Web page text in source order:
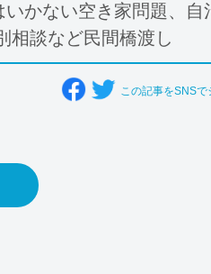
いかない空き家問題、自
相談など民間橋渡し
この記事をSNSで